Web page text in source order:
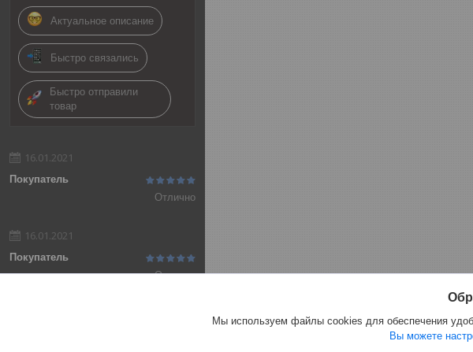
Актуальное описание
Быстро связались
Быстро отправили
товар
16.01.2021
Покупатель
Отлично
16.01.2021
Покупатель
Отлично
Мы используем файлы cookies для обеспечения
Вы можете